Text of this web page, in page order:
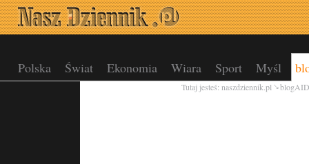
Polska Świat Ekonomia Wiara Sport Myśl
Tutaj jesteś: naszdziennik.pl blogAID